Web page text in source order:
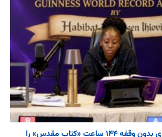
زن مسیحی نیجریه‌ای بدون وقفه ۱۴۴ ساعت «کتاب مقدس» را